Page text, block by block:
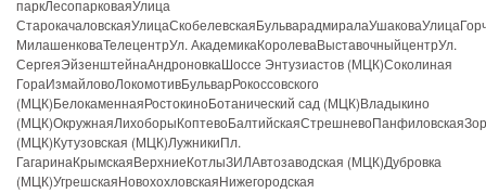
паркЛесопарковаяУлица
МилашенковаТелецентрУл. АкадемикаКоролеваВыставочныйцентрУл.
СергеяЭйзенштейнаАндроновкаШоссе Энтузиастов (МЦК)Соколиная
ГораИзмайловоЛокомотивБульварРокоссовского
(МЦК)БелокаменнаяРостокиноБотанический сад (МЦК)Владыкино
(МЦК)Кутузовская (МЦК)ЛужникиПл.
ГагаринаКрымскаяВерхниеКотлыЗИЛАвтозаводская (МЦК)Дубровка
(МЦК)УгрешскаяНовохохловскаяНижегородская